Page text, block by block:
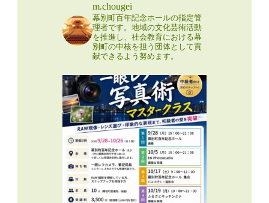
m.chougei
幕別町百年記念ホールの指定管
理者です。地域の文化芸術活動
を推進し、社会教育における幕
別町の中核を担う団体として貢
献できるよう努めます。